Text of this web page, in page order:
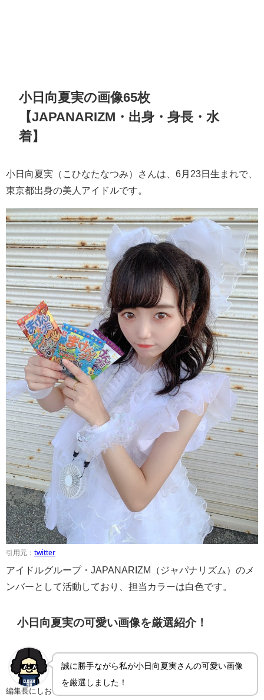
小日向夏実の画像65枚
【JAPANARIZM・出身・身長・水
着】
小日向夏実（こひなたなつみ）さんは、6月23日生まれで、
東京都出身の美人アイドルです。
引用元： twitter
アイドルグループ・JAPANARIZM（ジャパナリズム）のメ
ンバーとして活動しており、担当カラーは白色です。
小日向夏実の可愛い画像を厳選紹介！
編集長にしお
誠に勝手ながら私が小日向夏実さんの可愛い画像
を厳選しました！